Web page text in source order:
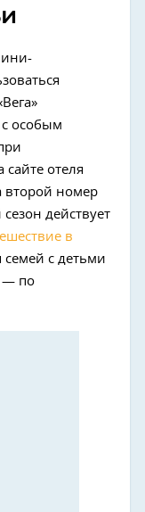
особым
отеля
второй номер
действует
в
семей с детьми
— по